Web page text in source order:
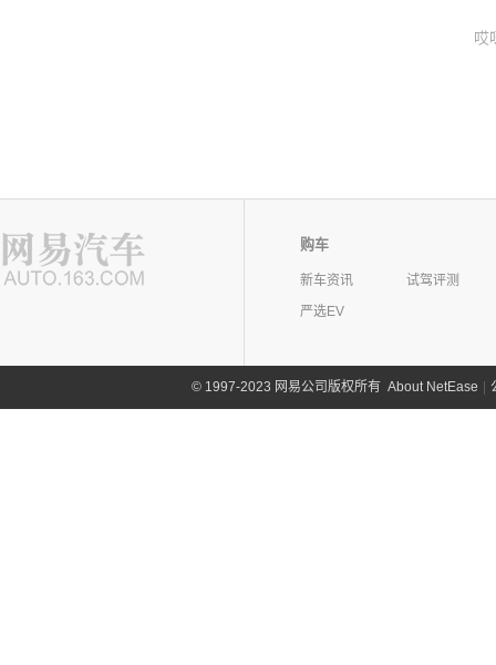
哎
购车
新车资讯
试驾评测
严选EV
©1997-2023 网易公司版权所有 About NetEase